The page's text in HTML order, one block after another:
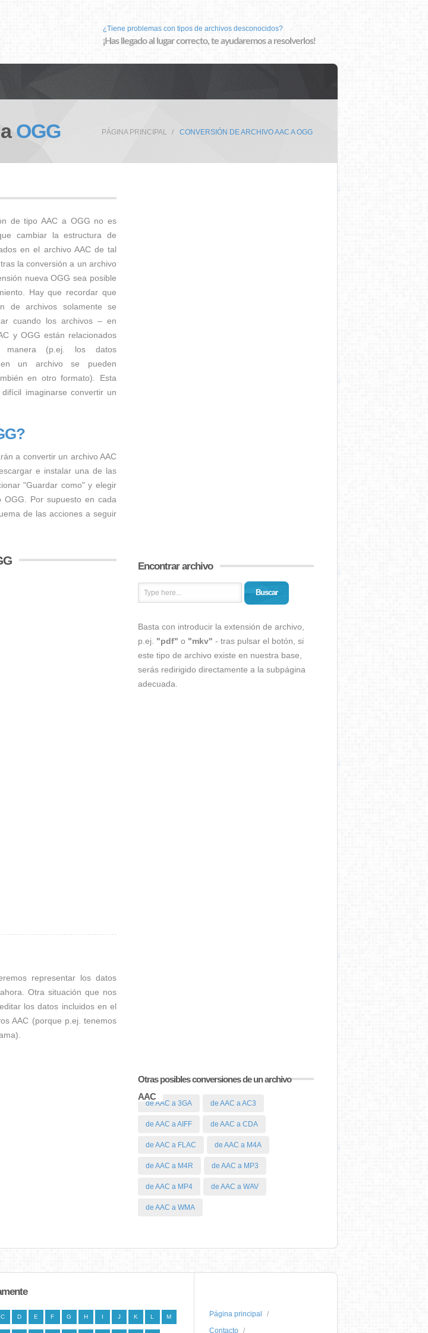
¿Tiene problemas con tipos de archivos desconocidos?
¡Has llegado al lugar correcto, te ayudaremos a resolverlos!
aOGG PÁGINA PRINCIPAL CONVERSIÓN DE ARCHIVO AAC A OGG
de tipo AAC a OGG no es
cambiar la estructura de
en el archivo AAC de tal
la conversión a un archivo
nueva OGG sea posible
Hay que recordar que
de archivos solamente se
cuando los archivos – en
y OGG están relacionados
manera (p.ej. los datos
en un archivo se pueden
en otro formato). Esta
imaginarse convertir un
a convertir un archivo AAC
e instalar una de las
"Guardar como" y elegir
Por supuesto en cada
de las acciones a seguir
representar los datos
Otra situación que nos
los datos incluidos en el
AAC (porque p.ej. tenemos
Encontrar archivo
Buscar
Basta con introducir la extensión de archivo,
p.ej. "pdf" o "mkv" - tras pulsar el botón, si
este tipo de archivo existe en nuestra base,
serás redirigido directamente a la subpágina
adecuada.
Otras posibles conversiones de un archivo
AAC
de AAC a 3GA de AAC a AC3
de AAC a AIFF de AAC a CDA
de AAC a FLAC de AAC a M4A
de AAC a M4R de AAC a MP3
de AAC a MP4 de AAC a WAV
de AAC a WMA
C D E F G H I J K L M
Página principal
Contacto